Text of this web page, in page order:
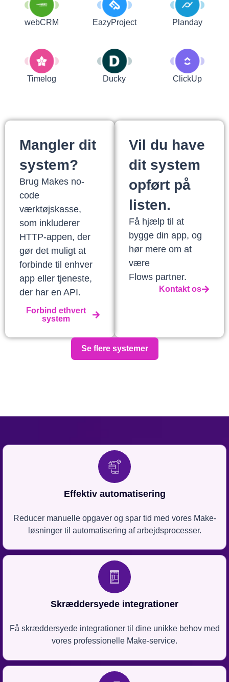
webCRM EazyProject Planday
Timelog Ducky ClickUp
Mangler dit
system?
Brug Makes no-
code
værktøjskasse,
som inkluderer
HTTP-appen, der
gør det muligt at
forbinde til enhver
app eller tjeneste,
der har en API.
Forbind ethvert
system
Vil du have
dit system
opført på
listen.
Få hjælp til at
bygge din app, og
hør mere om at
være
Flows partner.
Kontakt os
Se flere systemer
Effektiv automatisering
Reducer manuelle opgaver og spar tid med vores Make-
løsninger til automatisering af arbejdsprocesser.
Skræddersyede integrationer
Få skræddersyede integrationer til dine unikke behov med
vores professionelle Make-service.